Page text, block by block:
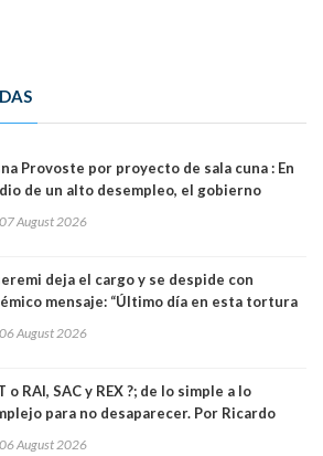
Provoste por proyecto de sala cuna : En
de un alto desempleo, el gobierno
07 August 2026
deja el cargo y se despide con
mensaje: “Último día en esta tortura
06 August 2026
o RAI, SAC y REX ?; de lo simple a lo
para no desaparecer. Por Ricardo
06 August 2026